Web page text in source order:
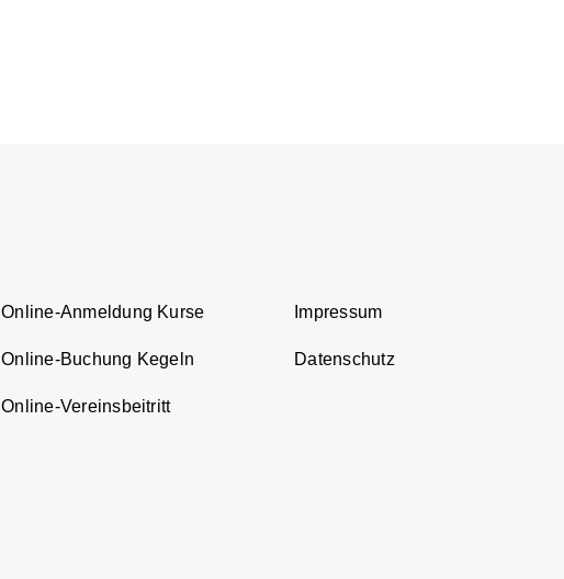
Online-Anmeldung Kurse
Online-Buchung Kegeln
Online-Vereinsbeitritt
Impressum
Datenschutz